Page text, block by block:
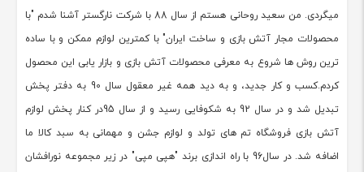
میگردی. من سعید روحانی هستم از سال 88 با شرکت نارگستر آشنا شدم "با
محصولات مجار آتش بازی و ساخت ایران" با کمترین لوازم ممکن و با ساده
ترین روش ها شروع به معرفی محصولات آتش بازی و بازار یابی این محصول
کردم.کسب و کار جدید، و به دید همه غیر معقول سال 90 به دفتر پخش
تبدیل شد و در سال 92 به شکوفایی رسید و از سال 95در کنار پخش لوازم
آتش بازی فروشگاه تم های تولد و لوازم جشن و مهمانی به سبد کالا ما
اضافه شد. در سال96 با راه اندازی برند "هپی مپی" در زیر مجموعه نورافشان